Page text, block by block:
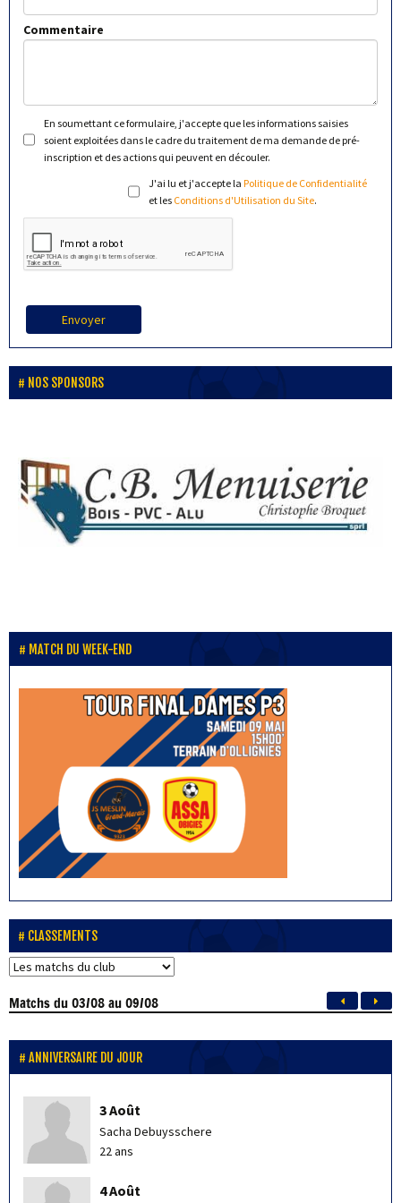
Commentaire
En soumettant ce formulaire, j'accepte que les informations saisies
soient exploitées dans le cadre du traitement de ma demande de pré-
inscription et des actions qui peuvent en découler.
J'ai lu et j'accepte la Politique de Confidentialité
et les Conditions d'Utilisation du Site.
Envoyer
NOS SPONSORS
MATCH DU WEEK-END
CLASSEMENTS
Matchsdu 03/08 au 09/08
ANNIVERSAIRE DU JOUR
3 Août
Sacha Debuysschere
22 ans
4 Août